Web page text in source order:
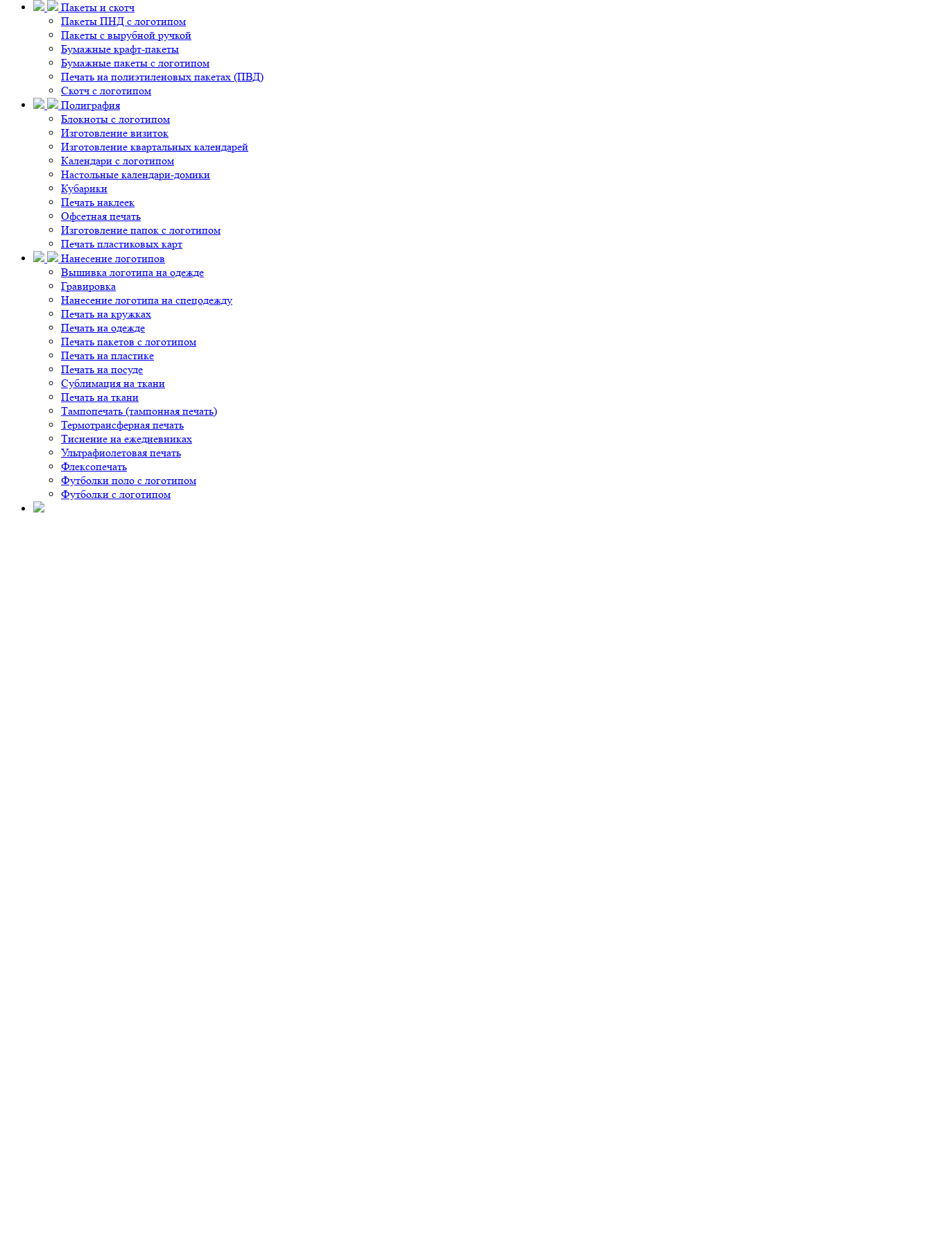
Пакеты и скотч
Пакеты ПНД с логотипом
Пакеты с вырубной ручкой
Бумажные крафт-пакеты
Бумажные пакеты с логотипом
Печать на полиэтиленовых пакетах (ПВД)
Скотч с логотипом
Полиграфия
Блокноты с логотипом
Изготовление визиток
Изготовление квартальных календарей
Календари с логотипом
Настольные календари-домики
Кубарики
Печать наклеек
Офсетная печать
Изготовление папок с логотипом
Печать пластиковых карт
Нанесение логотипов
Вышивка логотипа на одежде
Гравировка
Нанесение логотипа на спецодежду
Печать на кружках
Печать на одежде
Печать пакетов с логотипом
Печать на пластике
Печать на посуде
Сублимация на ткани
Печать на ткани
Тампопечать (тампонная печать)
Термотрансферная печать
Тиснение на ежедневниках
Ультрафиолетовая печать
Флексопечать
Футболки поло с логотипом
Футболки с логотипом